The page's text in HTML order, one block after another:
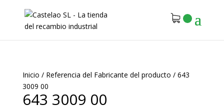
Inicio / Referencia del Fabricante del producto / 643
3009 00
643 3009 00